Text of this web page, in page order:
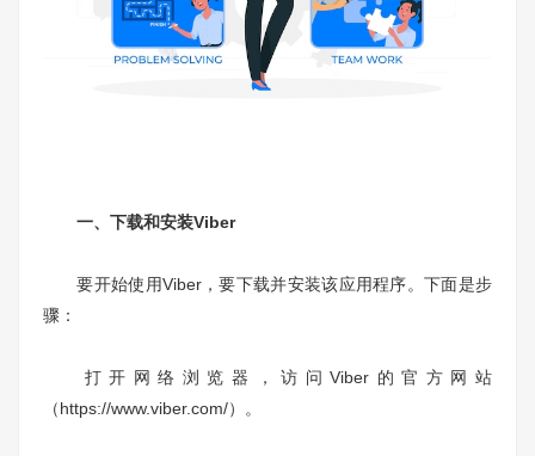
一、下载和安装Viber
要开始使用Viber，要下载并安装该应用程序。下面是步
骤：
打开网络浏览器，访问Viber的官方网站
（https://www.viber.com/）。